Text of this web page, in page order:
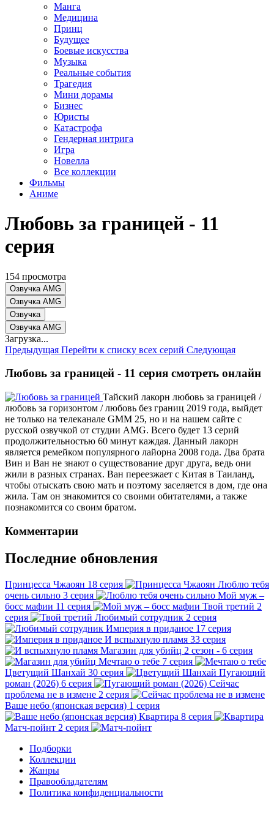
Манга
Медицина
Принц
Будущее
Боевые искусства
Музыка
Реальные события
Трагедия
Мини дорамы
Бизнес
Юристы
Катастрофа
Гендерная интрига
Игра
Новелла
Все коллекции
Фильмы
Аниме
Любовь за границей - 11
серия
154 просмотра
Озвучка AMG
Озвучка AMG
Озвучка
Озвучка AMG
Загрузка...
Предыдущая Перейти к списку всех серий Следующая
Любовь за границей - 11 серия смотреть онлайн
Тайский лакорн любовь за границей /
любовь за горизонтом / любовь без границ 2019 года, выйдет
не только на телеканале GMM 25, но и на нашем сайте с
русской озвучкой от студии AMG. Всего будет 13 серий
продолжительностью 60 минут каждая. Данный лакорн
является ремейком популярного лайорна 2008 года. Два брата
Вин и Ван не знают о существование друг друга, ведь они
жили в разных странах. Ван переезжает с Китая в Таиланд,
чтобы отыскать свою мать и поэтому заселяется в дом, где она
жила. Там он знакомится со своими обитателями, а также
познакомится со своим братом.
Комментарии
Последние обновления
Принцесса Чжаоян 18 серия
Люблю тебя
очень сильно 3 серия
Мой муж –
босс мафии 11 серия Твой третий 2
серия
Любимый сотрудник 2 серия
Империя в приданое 17 серия
И вспыхнуло пламя 33 серия
Магазин для убийц 2 сезон - 6 серия
Мечтаю о тебе 7 серия
Цветущий Шанхай 30 серия
Пугающий
роман (2026) 6 серия
Сейчас
проблема не в измене 2 серия
Ваше небо (японская версия) 1 серия
Квартира 8 серия
Матч-пойнт 2 серия
Подборки
Коллекции
Жанры
Правообладателям
Политика конфиденциальности